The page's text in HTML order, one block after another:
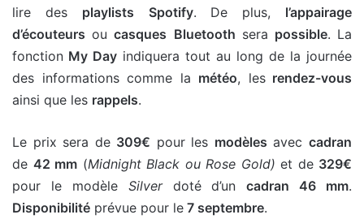
lire des playlists Spotify. De plus, l’appairage
d’écouteurs oucasques Bluetooth sera possible. La
fonction My Day indiquera tout au long de la journée
des informations comme la météo, lesrendez-vous
ainsi que les rappels.
Le prix sera de 309€ pour les modèles aveccadran
de 42 mm (Midnight Black ou Rose Gold) et de 329€
pour le modèle Silverdoté d’uncadran 46 mm.
Disponibilité prévue pour le 7 septembre.